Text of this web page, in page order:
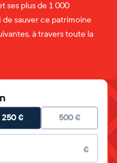
ses plus de 1 000
sauver ce patrimoine
à travers toute la
250€ 500 €
€